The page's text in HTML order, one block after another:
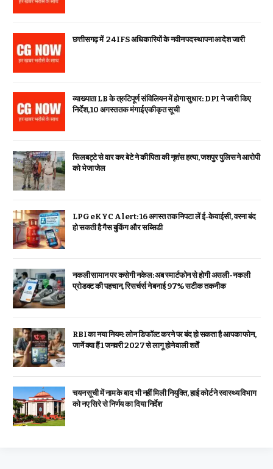
छत्तीसगढ़ में 24 IFS अधिकारियों के नवीन पदस्थापना आदेश जारी
व्याख्याता LB के त्रुटिपूर्ण संविलियन में होगा सुधार: DPI ने जारी किए
निर्देश, 10 अगस्त तक मंगाई एकीकृत सूची
सिलबट्टे से वार कर बेटे ने की पिता की नृशंस हत्या, जशपुर पुलिस ने आरोपी
को भेजा जेल
LPG eKYC Alert: 16 अगस्त तक निपटा लें ई-केवाईसी, वरना बंद
हो सकती है गैस बुकिंग और सब्सिडी
नकली सामान पर कसेगी नकेल: अब स्मार्टफोन से होगी असली-नकली
प्रोडक्ट की पहचान, रिसर्चर्स ने बनाई 97% सटीक तकनीक
RBI का नया नियम: लोन डिफॉल्ट करने पर बंद हो सकता है आपका फोन,
जानें क्या हैं 1 जनवरी 2027 से लागू होने वाली शर्तें
चयन सूची में नाम के बाद भी नहीं मिली नियुक्ति, हाई कोर्ट ने स्वास्थ्य विभाग
को नए सिरे से निर्णय का दिया निर्देश